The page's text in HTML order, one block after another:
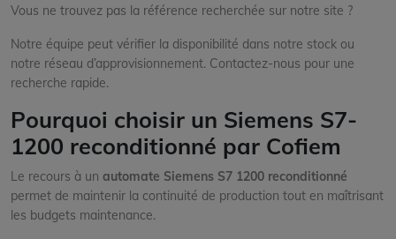
Vous ne trouvez pas la référence recherchée sur notre site ?
Notre équipe peut vérifier la disponibilité dans notre stock ou
notre réseau d’approvisionnement. Contactez-nous pour une
recherche rapide.
Pourquoi choisir un Siemens S7-
1200 reconditionné par Cofiem
Le recours à un automate Siemens S7 1200 reconditionné
permet de maintenir la continuité de production tout en maîtrisant
les budgets maintenance.